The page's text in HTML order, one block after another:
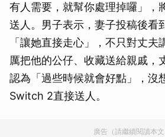
有人需要，就幫你處理掉囉」，
送人。男子表示，妻子投稿後看
「讓她直接走心」，不只對丈夫
厲把他的公仔、收藏送給親戚，
認為「過些時候就會好點」，沒
Switch 2直接送人。
廣告（請繼續閱讀本文